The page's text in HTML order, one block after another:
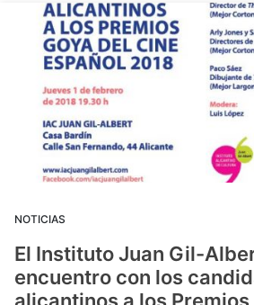
NOTICIAS
El Instituto Juan Gil-
encuentro con los
alicantinos a los